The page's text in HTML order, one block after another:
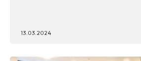
13.03.2024